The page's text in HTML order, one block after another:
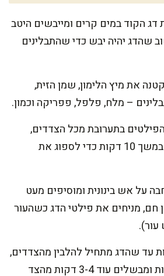
הקוד במים קרים ומייבשים היטב
שהדג יהיה יבש כדי שהתבלינים
את מיץ הלימון, שמן הזית,
– מלח, פלפל, פפריקה וכמון.
בתערובת מכל הצדדים,
ונותנים להם לנוח במשך 10 דקות כדי לספוג את
על אש בינונית ומוסיפים מעט
מניחים את פילטי הדג כשהעור
כ-4-5 דקות עד שהדג מתחיל להלבין מהצדדים,
ואז הופכים בעדינות ומבשלים עוד 3-4 דקות מהצד